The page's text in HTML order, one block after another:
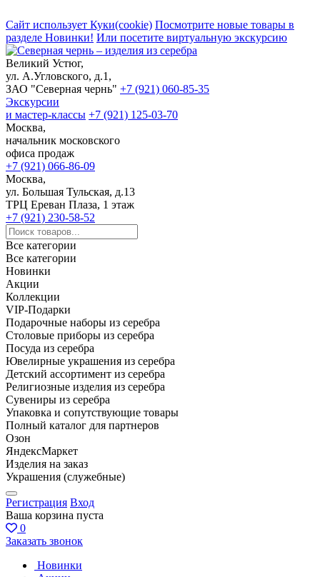
Сайт использует Куки(cookie) Посмотрите новые товары в
разделе Новинки! Или посетите виртуальную экскурсию
Великий Устюг,
ул. А.Угловского, д.1,
ЗАО "Северная чернь" +7 (921) 060-85-35
Экскурсии
и мастер-классы +7 (921) 125-03-70
Москва,
начальник московского
офиса продаж
+7 (921) 066-86-09
Москва,
ул. Большая Тульская, д.13
ТРЦ Ереван Плаза, 1 этаж
+7 (921) 230-58-52
Все категории
Все категории
Новинки
Акции
Коллекции
VIP-Подарки
Подарочные наборы из серебра
Столовые приборы из серебра
Посуда из серебра
Ювелирные украшения из серебра
Детский ассортимент из серебра
Религиозные изделия из серебра
Сувениры из серебра
Упаковка и сопутствующие товары
Полный каталог для партнеров
Озон
ЯндексМаркет
Изделия на заказ
Украшения (служебные)
Регистрация Вход
Ваша корзина пуста
0
Заказать звонок
Новинки